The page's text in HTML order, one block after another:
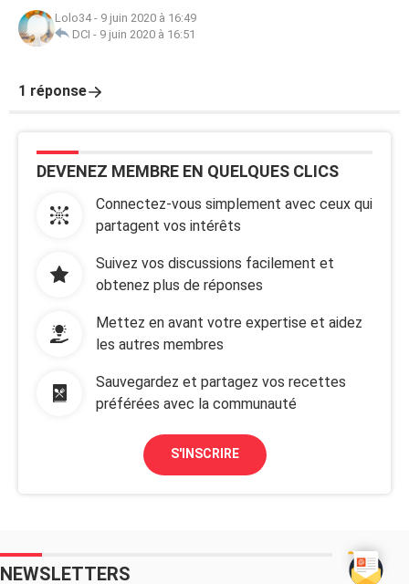
Lolo34- 9 juin 2020 à 16:49
DCI - 9 juin 2020 à 16:51
1 réponse
DEVENEZ MEMBRE EN QUELQUES CLICS
Connectez-vous simplement avec ceux qui
partagent vos intérêts
Suivez vos discussions facilement et
obtenez plus de réponses
Mettez en avant votre expertise et aidez
les autres membres
Sauvegardez et partagez vos recettes
préférées avec la communauté
S'INSCRIRE
NEWSLETTERS